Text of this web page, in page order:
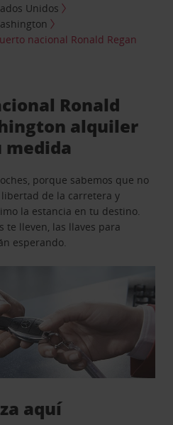
Unidos
nacional Ronald Regan
Ronald
alquiler
medida
porque sabemos que no
de la carretera y
la estancia en tu destino.
te lleven, las llaves para
esperando.
aquí